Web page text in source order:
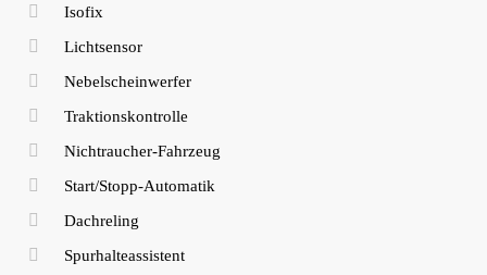
Isofix
Lichtsensor
Nebelscheinwerfer
Traktionskontrolle
Nichtraucher-Fahrzeug
Start/Stopp-Automatik
Dachreling
Spurhalteassistent